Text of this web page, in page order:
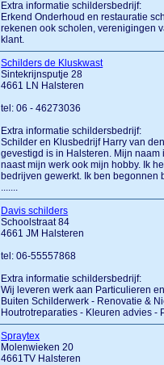
Extra informatie schildersbedrijf:
Erkend Onderhoud en restauratie
rekenen ook scholen, verenigingen
klant.
Schilders de Kluskwast
Sintekrijnsputje 28
4661 LN Halsteren
tel: 06 - 46273036
Extra informatie schildersbedrijf:
Schilder en Klusbedrijf Harry van
gevestigd is in Halsteren. Mijn
naast mijn werk ook mijn hobby. Ik
bedrijven gewerkt. Ik ben
.......
Davis schilders
Schoolstraat 84
4661 JM Halsteren
tel: 06-55557868
Extra informatie schildersbedrijf:
Wij leveren werk aan Particulieren
Buiten Schilderwerk - Renovatie &
Houtrotreparaties - Kleuren advies -
Spraytex
Molenwieken 20
4661TV Halsteren